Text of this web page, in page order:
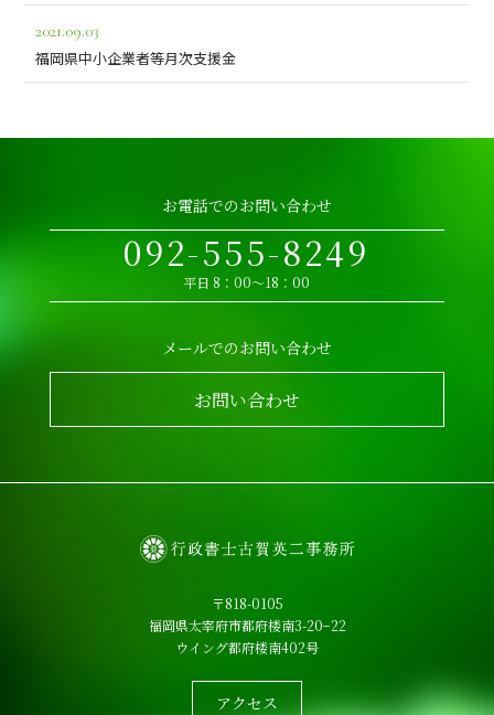
2021.09.03
福岡県中小企業者等月次支援金
お電話でのお問い合わせ
092-555-8249
平日 8：00～18：00
メールでのお問い合わせ
お問い合わせ
〒818-0105
福岡県太宰府市都府楼南3-20−22
ウイング都府楼南402号
アクセス